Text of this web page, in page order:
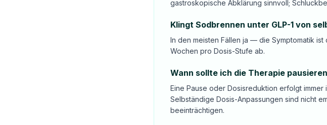
gastroskopische Abklärung sinnvoll;
Klingt Sodbrennen unter GLP-1 von
In den meisten Fällen ja — die Symptomatik
Wochen pro Dosis-Stufe ab.
Wann sollte ich die Therapie
Eine Pause oder Dosisreduktion erfolgt
Selbständige Dosis-Anpassungen sind nicht
beeinträchtigen.